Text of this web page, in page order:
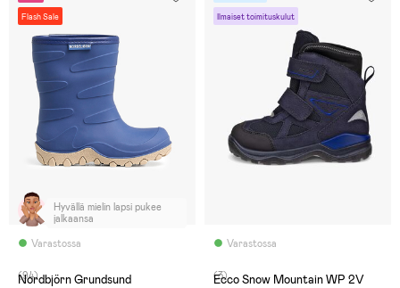
Flash Sale
Varastossa
Hyvällä mielin lapsi pukee
jalkaansa
(94)
Nordbjörn Grundsund
Ilmaiset toimituskulut
Varastossa
(3)
Ecco Snow Mountain WP 2V